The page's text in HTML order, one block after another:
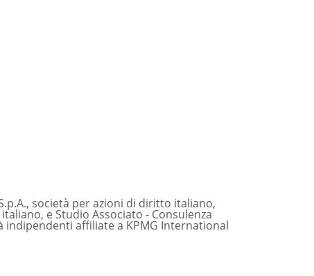
società per azioni di diritto italiano,
e Studio Associato - Consulenza
affiliate a KPMG International